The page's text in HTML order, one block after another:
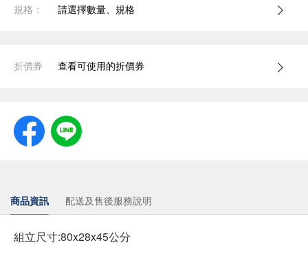
規格： 請選擇數量、規格
折價券 查看可使用的折價券
商品資訊 配送及售後服務說明
組立尺寸:80x28x45公分